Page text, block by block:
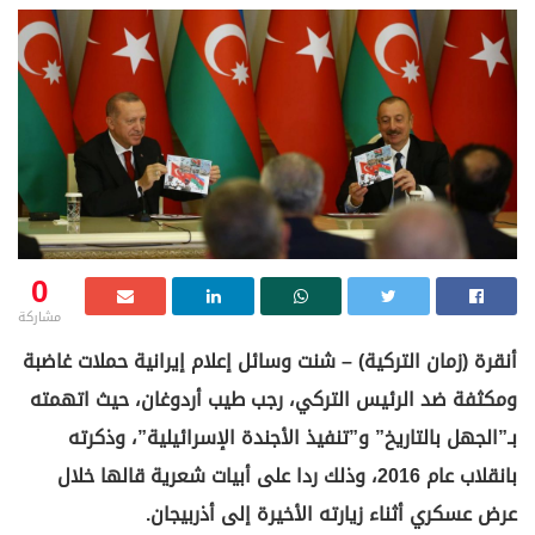
0
مشاركة
أنقرة (زمان التركية) – شنت وسائل إعلام إيرانية حملات غاضبة
ومكثفة ضد الرئيس التركي، رجب طيب أردوغان، حيث اتهمته
بـ”الجهل بالتاريخ” و”تنفيذ الأجندة الإسرائيلية”، وذكرته
بانقلاب عام 2016، وذلك ردا على أبيات شعرية قالها خلال
عرض عسكري أثناء زيارته الأخيرة إلى أذربيجان.